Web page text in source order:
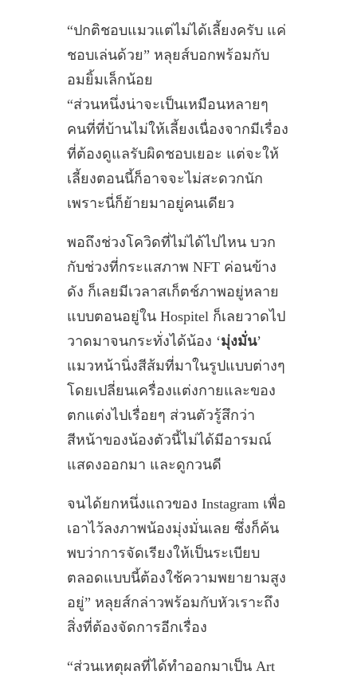
“ปกติชอบแมวแต่ไม่ได้เลี้ยงครับ แค่
ชอบเล่นด้วย” หลุยส์บอกพร้อมกับ
อมยิ้มเล็กน้อย
“ส่วนหนึ่งน่าจะเป็นเหมือนหลายๆ
คนที่ที่บ้านไม่ให้เลี้ยงเนื่องจากมีเรื่อง
ที่ต้องดูแลรับผิดชอบเยอะ แต่จะให้
เลี้ยงตอนนี้ก็อาจจะไม่สะดวกนัก
เพราะนี่ก็ย้ายมาอยู่คนเดียว
พอถึงช่วงโควิดที่ไม่ได้ไปไหน บวก
กับช่วงที่กระแสภาพ NFT ค่อนข้าง
ดัง ก็เลยมีเวลาสเก็ตช์ภาพอยู่หลาย
แบบตอนอยู่ใน Hospitel ก็เลยวาดไป
วาดมาจนกระทั่งได้น้อง ‘มุ่งมั่น’
แมวหน้านิ่งสีส้มที่มาในรูปแบบต่างๆ
โดยเปลี่ยนเครื่องแต่งกายและของ
ตกแต่งไปเรื่อยๆ ส่วนตัวรู้สึกว่า
สีหน้าของน้องตัวนี้ไม่ได้มีอารมณ์
แสดงออกมา และดูกวนดี
จนได้ยกหนึ่งแถวของ Instagram เพื่อ
เอาไว้ลงภาพน้องมุ่งมั่นเลย ซึ่งก็ค้น
พบว่าการจัดเรียงให้เป็นระเบียบ
ตลอดแบบนี้ต้องใช้ความพยายามสูง
อยู่” หลุยส์กล่าวพร้อมกับหัวเราะถึง
สิ่งที่ต้องจัดการอีกเรื่อง
“ส่วนเหตุผลที่ได้ทำออกมาเป็น Art